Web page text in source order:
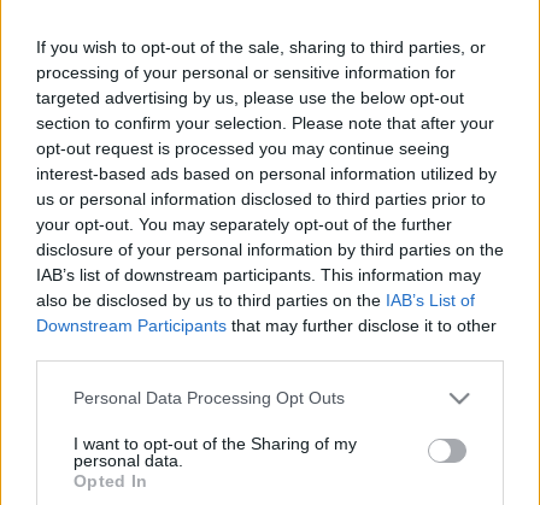
If you wish to opt-out of the sale, sharing to third parties, or
processing of your personal or sensitive information for
targeted advertising by us, please use the below opt-out
section to confirm your selection. Please note that after your
opt-out request is processed you may continue seeing
interest-based ads based on personal information utilized by
us or personal information disclosed to third parties prior to
your opt-out. You may separately opt-out of the further
disclosure of your personal information by third parties on the
IAB’s list of downstream participants. This information may
also be disclosed by us to third parties on the IAB’s List of
Downstream Participants that may further disclose it to other
Please note that this website/app uses one or more Google
not limited to your visit or usage behaviour. You may click to
grant or deny consent to Google and its third-party tags to
use your data for below specified purposes in below Google
Personal Data Processing Opt Outs
I want to opt-out of the Sharing of my
personal data.
Opted In
Πού θα φας το καλύτερο παγωτό στην Αθήνα
25 Ιουνίου 2025, 8:40
Όταν το παγωτό γίνεται τέχνη: 3 gelaterie στην Αθήνα που αξίζει να
επισκεφτείτε! Σε κάθε γειτονιά...
10 Μαρτίου 2025, 15:26
Σε ένα ταξίδι στη Φλωρεντία υπάρχουν πολλά πράγματα να κάνετε και να